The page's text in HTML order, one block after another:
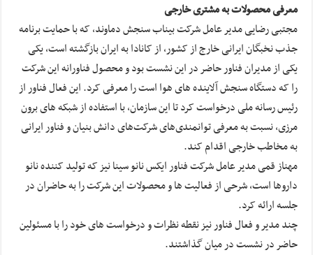
معرفی محصولات به مشتری خارجی
مجتبی رضایی مدیر عامل شرکت بیناب سنجش دماوند، که با حمایت برنامه
جذب نخبگان ایرانی خارج از کشور، از کانادا به ایران بازگشته است، یکی
یکی از مدیران فناور حاضر در این نشست بود و محصول فناورانه این شرکت
را که دستگاه سنجش آلاینده های هوا است را معرفی کرد. این فعال فناور از
رئیس رسانه ملی درخواست کرد تا این سازمان، با استفاده از شبکه های برون
مرزی، نسبت به معرفی توانمندی‌‎های شرکت‌های دانش بنیان و فناور ایرانی
به مخاطب خارجی اقدام کند.
مهناز قمی مدیر عامل شرکت فناور ایکس نانو سینا نیز که تولید کننده نانو
داروها است، شرحی از فعالیت ها و محصولات این شرکت را به حاضران در
جلسه ارائه کرد.
چند مدیر و فعال فناور نیز نقطه نظرات و درخواست های خود را با مسئولین
حاضر در نشست در میان گذاشتند.